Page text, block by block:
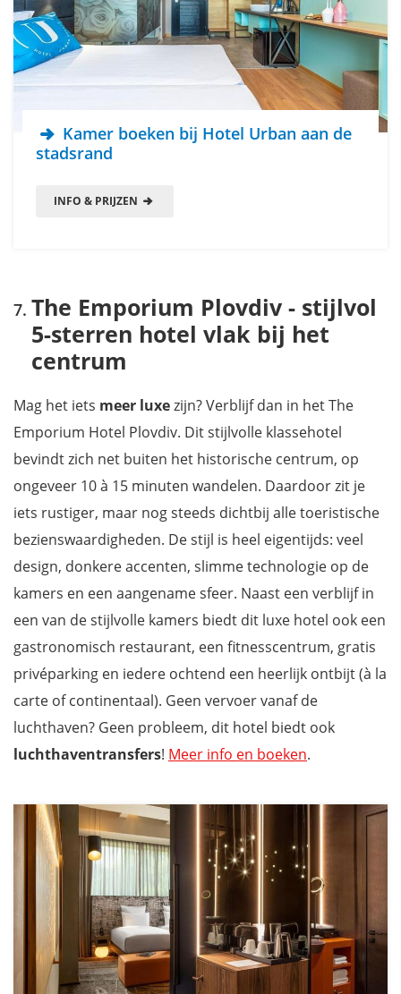
Kamer boeken bij Hotel Urban aan de
stadsrand
INFO & PRIJZEN
The Emporium Plovdiv - stijlvol
5-sterren hotel vlak bij het
centrum
Mag het iets meer luxezijn? Verblijf dan in het The
Emporium Hotel Plovdiv. Dit stijlvolle klassehotel
bevindt zich net buiten het historische centrum, op
ongeveer 10 à 15 minuten wandelen. Daardoor zit je
iets rustiger, maar nog steeds dichtbij alle toeristische
bezienswaardigheden. De stijl is heel eigentijds: veel
design, donkere accenten, slimme technologie op de
kamers en een aangename sfeer. Naast een verblijf in
een van de stijlvolle kamers biedt dit luxe hotel ook een
gastronomisch restaurant, een fitnesscentrum, gratis
privéparking en iedere ochtend een heerlijk ontbijt (à la
carte of continentaal). Geen vervoer vanaf de
luchthaven? Geen probleem, dit hotel biedt ook
luchthaventransfers! Meer info en boeken.